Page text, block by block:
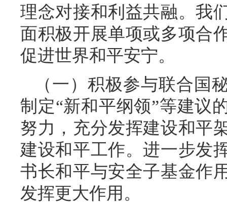
理念对接和利益共融。我
面积极开展单项或多项合
促进世界和平安宁。
（一）积极参与联合国
制定“新和平纲领”等建议
努力，充分发挥建设和平
建设和平工作。进一步发
书长和平与安全子基金作
发挥更大作用。